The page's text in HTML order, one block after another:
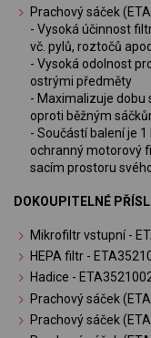
Prachový sáček (ETA
- Vysoká účinnost
vč. pylů, roztočů apod.
- Vysoká odolnost
ostrými předměty
- Maximalizuje dobu
oproti běžným
- Součástí balení je 1
ochranný motorový
sacím prostoru
DOKOUPITELNÉ
Mikrofiltr vstupní -
HEPA filtr -
Hadice -
Prachový sáček
Prachový sáček